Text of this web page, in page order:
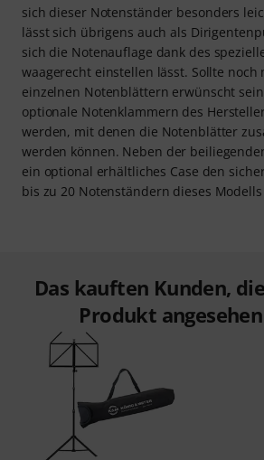
sich dieser Notenständer besonders
lässt sich übrigens auch als
sich die Notenauflage dank des
waagerecht einstellen lässt. Sollte noch
einzelnen Notenblättern erwünscht
optionale Notenklammern des
werden, mit denen die Notenblätter
werden können. Neben der
ein optional erhältliches Case den
bis zu 20 Notenständern dieses
Das kauften Kunden,
Produkt